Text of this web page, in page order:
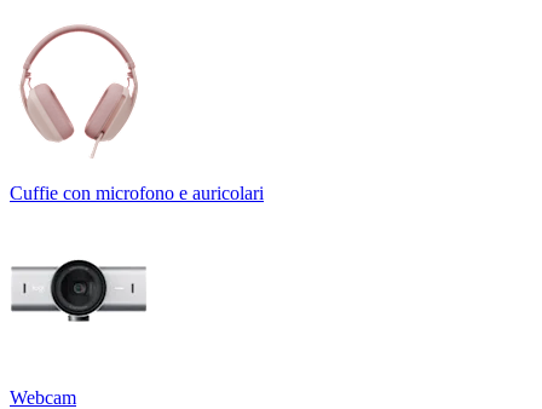
Cuffie con microfono e auricolari
Webcam